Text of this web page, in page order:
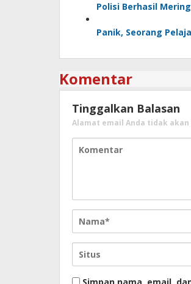
Polisi Berhasil
Panik, Seorang
Komentar
Tinggalkan Balasan
Alamat email Anda tidak